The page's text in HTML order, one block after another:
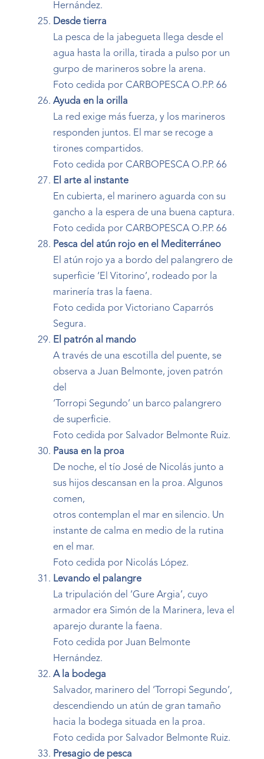
Hernández.
Desde tierra
La pesca de la jabegueta llega desde el
agua hasta la orilla, tirada a pulso por un
gurpo de marineros sobre la arena.
Foto cedida por CARBOPESCA O.P.P. 66
Ayuda en la orilla
La red exige más fuerza, y los marineros
responden juntos. El mar se recoge a
tirones compartidos.
Foto cedida por CARBOPESCA O.P.P. 66
El arte al instante
En cubierta, el marinero aguarda con su
gancho a la espera de una buena captura.
Foto cedida por CARBOPESCA O.P.P. 66
Pesca del atún rojo en el Mediterráneo
El atún rojo ya a bordo del palangrero de
superficie ‘El Vitorino’, rodeado por la
marinería tras la faena.
Foto cedida por Victoriano Caparrós
Segura.
El patrón al mando
A través de una escotilla del puente, se
observa a Juan Belmonte, joven patrón
del
‘Torropi Segundo’ un barco palangrero
de superficie.
Foto cedida por Salvador Belmonte Ruiz.
Pausa en la proa
De noche, el tío José de Nicolás junto a
sus hijos descansan en la proa. Algunos
comen,
otros contemplan el mar en silencio. Un
instante de calma en medio de la rutina
en el mar.
Foto cedida por Nicolás López.
Levando el palangre
La tripulación del ‘Gure Argia’, cuyo
armador era Simón de la Marinera, leva el
aparejo durante la faena.
Foto cedida por Juan Belmonte
Hernández.
A la bodega
Salvador, marinero del ‘Torropi Segundo’,
descendiendo un atún de gran tamaño
hacia la bodega situada en la proa.
Foto cedida por Salvador Belmonte Ruiz.
Presagio de pesca